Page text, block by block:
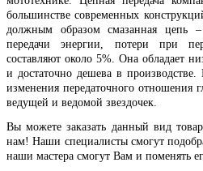
большинстве современных
должным образом смазанная цепь
передачи энергии, потери при
составляют около 5%. Она обладает
и достаточно дешева в
изменения передаточного отношения
ведущей и ведомой звездочек.
Вы можете заказать данный вид
нам! Наши специалисты смогут
наши мастера смогут Вам и поменять